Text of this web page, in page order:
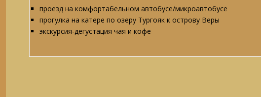
проезд на комфортабельном автобусе/микроавтобусе
прогулка на катере по озеру Тургояк к острову Веры
экскурсия-дегустация чая и кофе